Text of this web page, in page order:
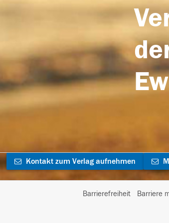
Kontakt zum Verlag aufnehmen
Barrierefreiheit Barriere